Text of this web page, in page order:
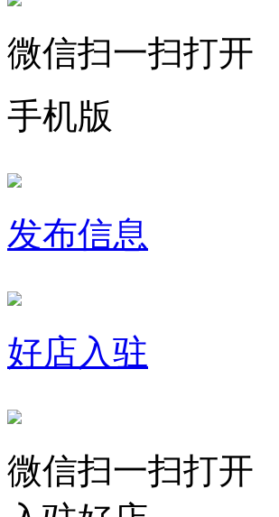
微信扫一扫打开
手机版
发布信息
好店入驻
微信扫一扫打开